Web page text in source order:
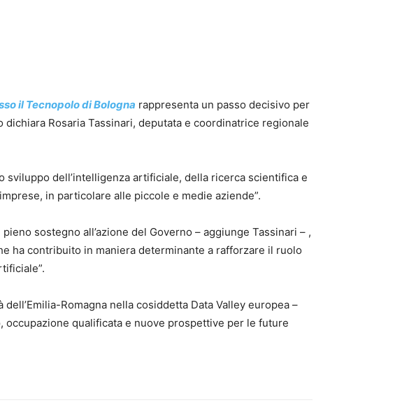
il Tecnopolo di Bologna rappresenta un passo decisivo per
Rosaria Tassinari, deputata e coordinatrice regionale
sviluppo dell’intelligenza artificiale, della ricerca scientifica e
in particolare alle piccole e medie aziende”.
sostegno all’azione del Governo – aggiunge Tassinari – ,
ha contribuito in maniera determinante a rafforzare il ruolo
Romagna nella cosiddetta Data Valley europea –
qualificata e nuove prospettive per le future